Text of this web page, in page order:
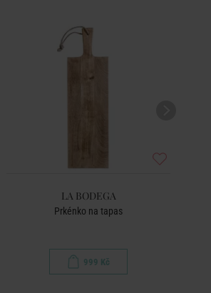
LA BODEGA
Prkénko na tapas
999 Kč